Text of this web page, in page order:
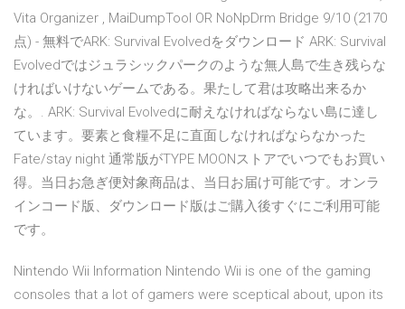
Vita Organizer , MaiDumpTool OR NoNpDrm Bridge 9/10 (2170
点) - 無料でARK: Survival Evolvedをダウンロード ARK: Survival
Evolvedではジュラシックパークのような無人島で生き残らな
ければいけないゲームである。果たして君は攻略出来るか
な。. ARK: Survival Evolvedに耐えなければならない島に達し
ています。要素と食糧不足に直面しなければならなかった
Fate/stay night 通常版がTYPE MOONストアでいつでもお買い
得。当日お急ぎ便対象商品は、当日お届け可能です。オンラ
インコード版、ダウンロード版はご購入後すぐにご利用可能
です。
Nintendo Wii Information Nintendo Wii is one of the gaming
consoles that a lot of gamers were sceptical about, upon its